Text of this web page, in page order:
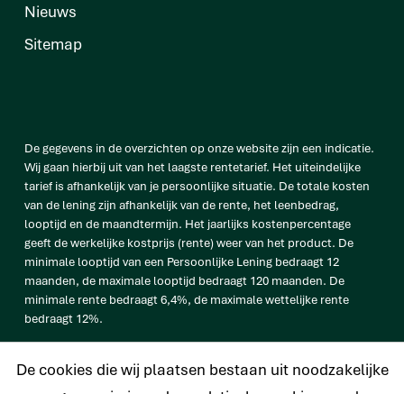
Nieuws
Sitemap
De gegevens in de overzichten op onze website zijn een indicatie.
Wij gaan hierbij uit van het laagste rentetarief. Het uiteindelijke
tarief is afhankelijk van je persoonlijke situatie. De totale kosten
van de lening zijn afhankelijk van de rente, het leenbedrag,
looptijd en de maandtermijn. Het jaarlijks kostenpercentage
geeft de werkelijke kostprijs (rente) weer van het product. De
minimale looptijd van een Persoonlijke Lening bedraagt 12
maanden, de maximale looptijd bedraagt 120 maanden. De
minimale rente bedraagt 6,4%, de maximale wettelijke rente
bedraagt 12%.
bedraagt € 33.638 op basis van een looptijd van 120 maanden met
De cookies die wij plaatsen bestaan uit noodzakelijke